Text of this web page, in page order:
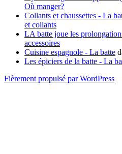
Où manger?
Collants et chaussettes - La
et collants
LA batte joue les
accessoires
Cuisine espagnole - La batte
Les épiciers de la batte - La
Fièrement propulsé par WordPress